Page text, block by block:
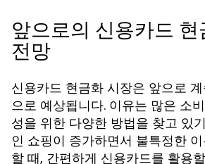
앞으로의 신용카드
전망
신용카드 현금화 시장은 앞으로
으로 예상됩니다. 이유는 많은 소
성을 위한 다양한 방법을 찾고 있
인 쇼핑이 증가하면서 불특정한
할 때, 간편하게 신용카드를 활용